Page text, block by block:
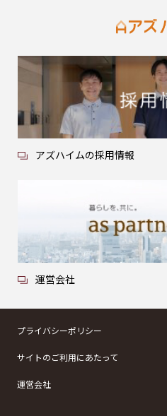
アズハイムの採用情報
運営会社
プライバシーポリシー
サイトのご利用にあたって
運営会社